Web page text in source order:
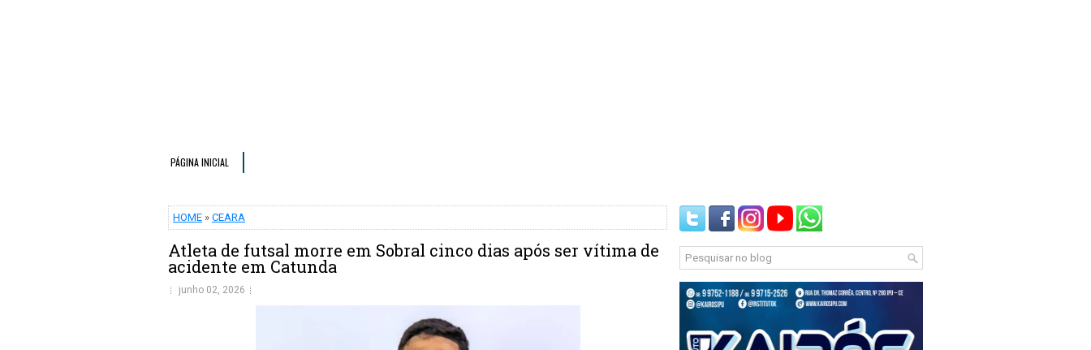
PÁGINA INICIAL
HOME » CEARA
Atleta de futsal morre em Sobral cinco dias após ser vítima de
acidente em Catunda
junho 02, 2026